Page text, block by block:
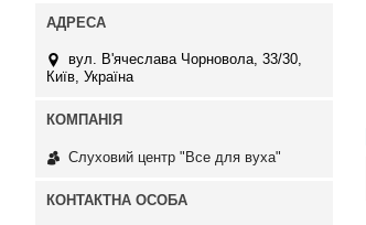
вул. В'ячеслава Чорновола, 33/30,
Київ, Україна
Слуховий центр "Все для вуха"